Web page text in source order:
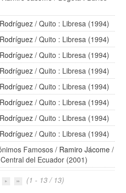
/ Quito : Libresa (1994)
/ Quito : Libresa (1994)
/ Quito : Libresa (1994)
/ Quito : Libresa (1994)
/ Quito : Libresa (1994)
/ Quito : Libresa (1994)
/ Quito : Libresa (1994)
/ Quito : Libresa (1994)
Famosos / Ramiro Jácome /
del Ecuador (2001)
(1 - 13 / 13)